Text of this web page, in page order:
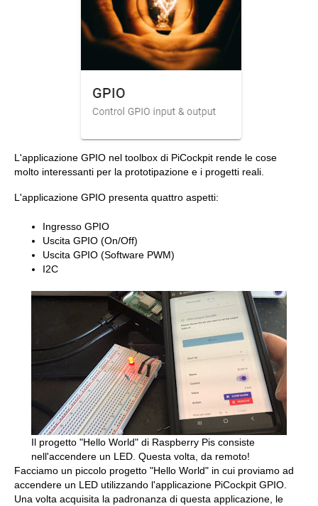
L'applicazione GPIO nel toolbox di PiCockpit rende le cose
molto interessanti per la prototipazione e i progetti reali.
L'applicazione GPIO presenta quattro aspetti:
Ingresso GPIO
Uscita GPIO (On/Off)
Uscita GPIO (Software PWM)
I2C
Il progetto "Hello World" di Raspberry Pis consiste
nell'accendere un LED. Questa volta, da remoto!
Facciamo un piccolo progetto "Hello World" in cui proviamo ad
accendere un LED utilizzando l'applicazione PiCockpit GPIO.
Una volta acquisita la padronanza di questa applicazione, le